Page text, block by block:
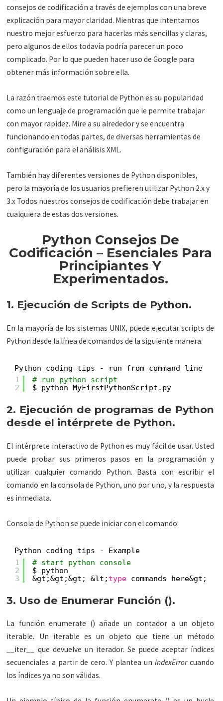
consejos de codificación a través de ejemplos con una breve
explicación para mayor claridad. Mientras que intentamos
nuestro mejor esfuerzo para hacerlas más sencillas y claras,
pero algunos de ellos todavía podría parecer un poco
complicado. Por lo que pueden hacer uso de Google para
obtener más información sobre ella.
La razón traemos este tutorial de Python es su popularidad
como un lenguaje de programación que le permite trabajar
con mayor rapidez. Mire a su alrededor y se encuentra
funcionando en todas partes, de diversas herramientas de
configuración para el análisis XML.
También hay diferentes versiones de Python disponibles,
pero la mayoría de los usuarios prefieren utilizar Python 2.x y
3.x Todos nuestros consejos de codificación debe trabajar en
cualquiera de estas dos versiones.
Python Consejos De
Codificación – Esenciales Para
Principiantes Y
Experimentados.
1. Ejecución de Scripts de Python.
En la mayoría de los sistemas UNIX, puede ejecutar scripts de
Python desde la línea de comandos de la siguiente manera.
Python coding tips - run from command line
1
2
# run python script
$ python MyFirstPythonScript.py
2. Ejecución de programas de Python
desde el intérprete de Python.
El intérprete interactivo de Python es muy fácil de usar. Usted
puede probar sus primeros pasos en la programación y
utilizar cualquier comando Python. Basta con escribir el
comando en la consola de Python, uno por uno, y la respuesta
es inmediata.
Consola de Python se puede iniciar con el comando:
Python coding tips - Example
1
2
3
# start python console
$ python
&gt;&gt;&gt; &lt; type commands here&gt;
3. Uso de Enumerar Función ().
La función enumerate () añade un contador a un objeto
iterable. Un iterable es un objeto que tiene un método
__iter__ que devuelve un iterador. Se puede aceptar índices
secuenciales a partir de cero. Y plantea unIndexErrorcuando
los índices ya no son válidas.